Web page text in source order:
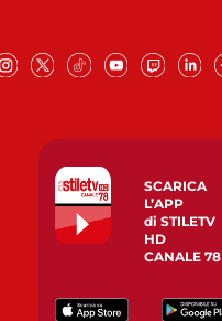
SCARICA
L’APP
di STILETV
HD
CANALE 78